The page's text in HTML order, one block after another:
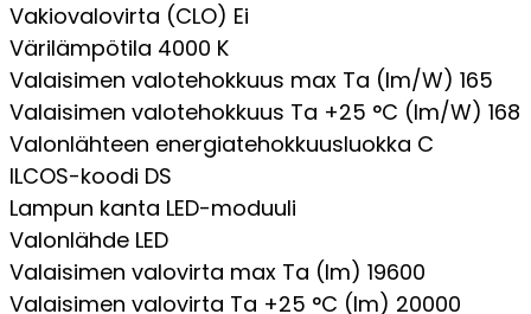
Vakiovalovirta (CLO) Ei
Värilämpötila 4000 K
Valaisimen valotehokkuus max Ta (lm/W) 165
Valaisimen valotehokkuus Ta +25 °C (lm/W) 168
Valonlähteen energiatehokkuusluokka C
ILCOS-koodi DS
Lampun kanta LED-moduuli
Valonlähde LED
Valaisimen valovirta max Ta (lm) 19600
Valaisimen valovirta Ta +25 °C (lm) 20000